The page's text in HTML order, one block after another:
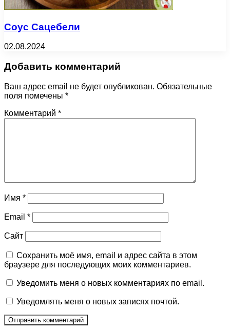
Соус Сацебели
02.08.2024
Добавить комментарий
Ваш адрес email не будет опубликован. Обязательные
поля помечены *
Комментарий *
Имя *
Email *
Сайт
Сохранить моё имя, email и адрес сайта в этом
браузере для последующих моих комментариев.
Уведомить меня о новых комментариях по email.
Уведомлять меня о новых записях почтой.